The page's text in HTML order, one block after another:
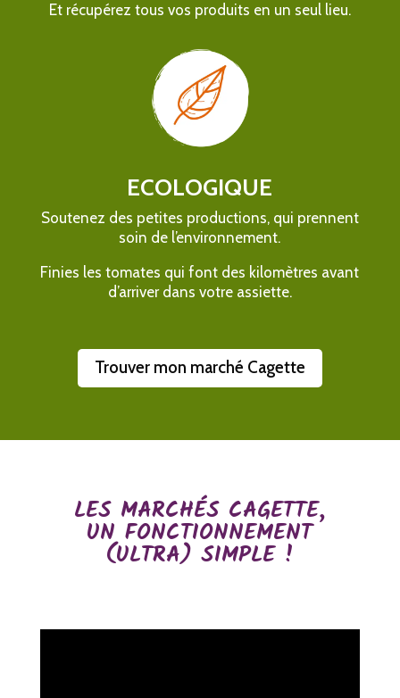
Et récupérez tous vos produits en un seul lieu.
ECOLOGIQUE
Soutenez des petites productions, qui prennent
soin de l’environnement.
Finies les tomates qui font des kilomètres avant
d’arriver dans votre assiette.
Trouver mon marché Cagette
LES MARCHÉS CAGETTE,
UN FONCTIONNEMENT
(ULTRA) SIMPLE !